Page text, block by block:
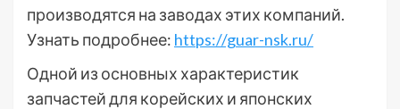
производятся на заводах этих компаний.
Узнать подробнее: https://guar-nsk.ru/
Одной из основных характеристик
запчастей для корейских и японских